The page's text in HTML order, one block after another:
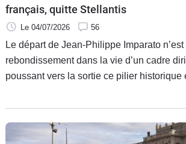
français, quitte Stellantis
Le 04/07/2026 56
Le départ de Jean-Philippe Imparato n’est
rebondissement dans la vie d’un cadre
poussant vers la sortie ce pilier historique
italienne. Face à un actionnariat français
pertes de 2025, le clan transalpin de
définitivement de verrouiller les postes-